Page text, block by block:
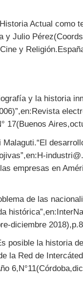
Actual como
y Julio
y
y la historia
17(Buenos
empresas en
de las
diciembre
posible la historia
la Red de